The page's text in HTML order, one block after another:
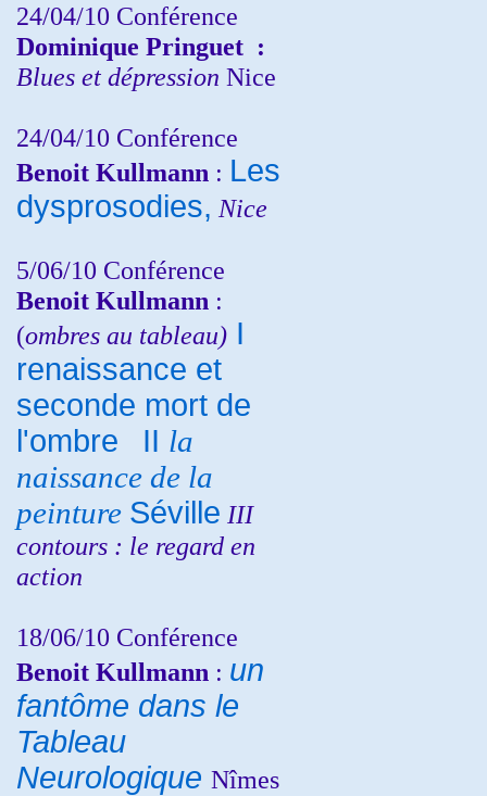
24/04/10 Conférence
Dominique Pringuet :
Blues et dépression Nice
24/04/10 Conférence
Benoit Kullmann : Les
dysprosodies, Nice
5/06/10 Conférence
Benoit Kullmann :
(ombres au tableau) I
renaissance et
seconde mort de
l'ombre
II la
naissance de la
peinture Séville III
contours : le regard en
action
18/06/10 Conférence
Benoit Kullmann : un
fantôme dans le
Tableau
Neurologique Nîmes